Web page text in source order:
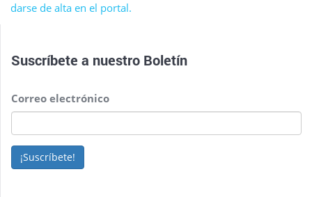
darse de alta en el portal.
Suscríbete a nuestro Boletín
Correo electrónico
¡Suscríbete!